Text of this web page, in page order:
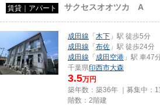
賃貸｜アパート サクセスオオツカ A
成田線 「木下 」駅 徒歩5分
成田線 「布佐 」駅 徒歩24分
成田線 「成田空港 」駅 車47
千葉県印西市大森
3.5万円
築年数：築36年 ｜募集中：
階数：2階建